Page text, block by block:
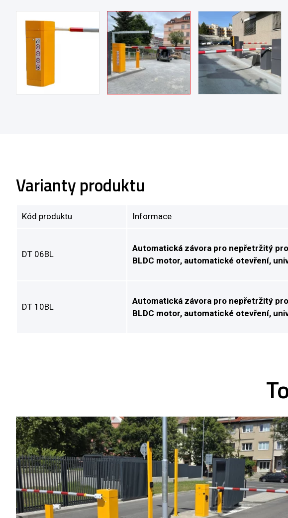
Varianty produktu
Kód produktu Informace
DT 06BL
Automatická závora pro nepřetržitý
BLDC motor, automatické otevření,
DT 10BL
Automatická závora pro nepřetržitý
BLDC motor, automatické otevření,